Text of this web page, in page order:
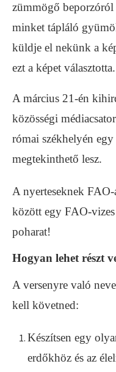
zümmögő
minket tápláló
küldje el nekünk a
ezt a képet választotta.
A március 21-én
közösségi
római székhelyén
megtekinthető lesz.
A nyerteseknek
között egy FAO-
poharat!
Hogyan lehet részt
A versenyre való
kell követned:
Készítsen egy
erdőkhöz és az